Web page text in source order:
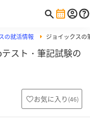
の就活情報 ジョイックス
スト・筆記試験の
お気に入り (46)